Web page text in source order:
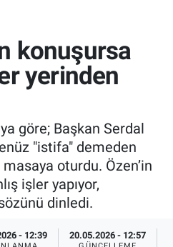
konuşursa
yerinden
göre; Başkan Serdal
"istifa" demeden
oturdu. Özen’in
işler yapıyor,
dinledi.
- 12:39 20.05.2026 - 12:57